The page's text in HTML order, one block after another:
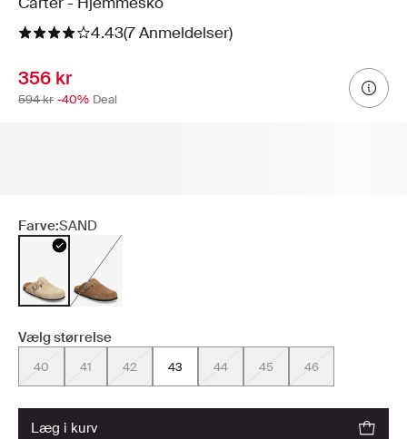
4.43(7 Anmeldelser)
356 kr
594 kr -40% Deal
Farve:SAND
Vælg størrelse
40 41 42 43 44 45 46
læg i kurv